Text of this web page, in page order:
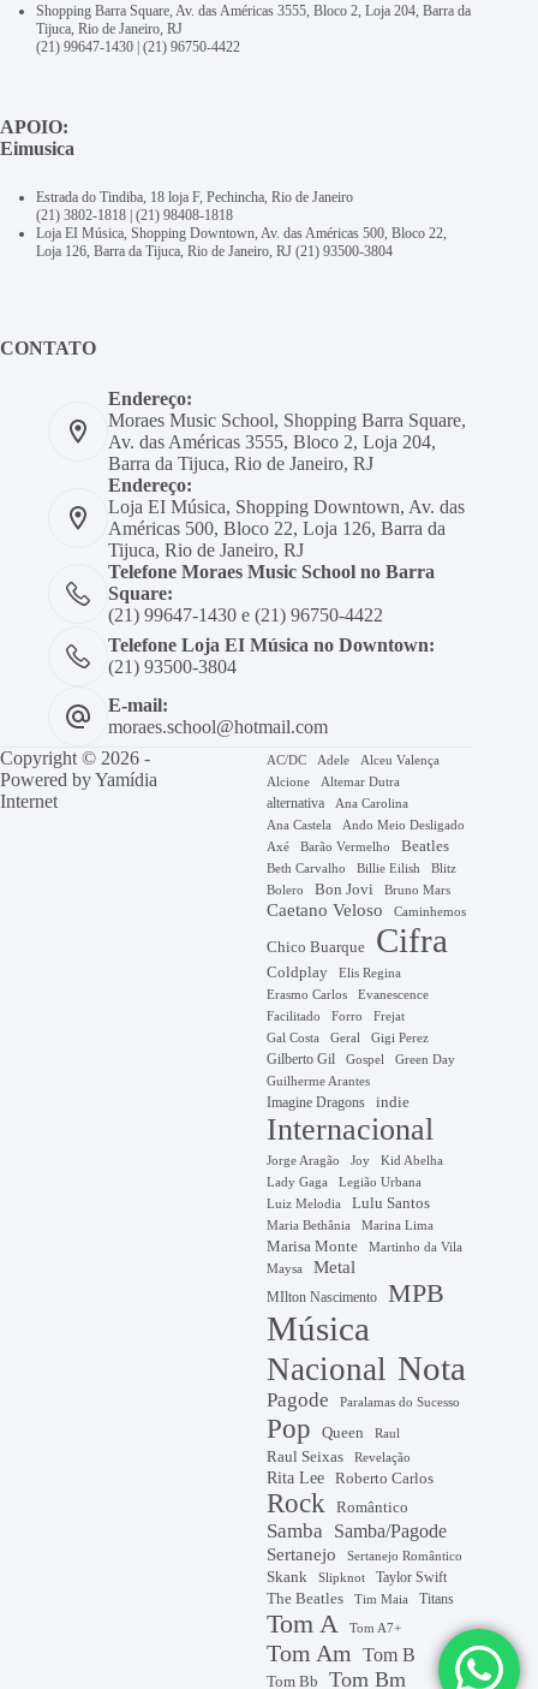
Shopping Barra Square, Av. das Américas 3555, Bloco 2, Loja 204, Barra da
Tijuca, Rio de Janeiro, RJ
(21) 99647-1430 | (21) 96750-4422
APOIO:
Eimusica
Estrada do Tindiba, 18 loja F, Pechincha, Rio de Janeiro
(21) 3802-1818 | (21) 98408-1818
Loja EI Música, Shopping Downtown, Av. das Américas 500, Bloco 22,
Loja 126, Barra da Tijuca, Rio de Janeiro, RJ (21) 93500-3804
CONTATO
Endereço:
Moraes Music School, Shopping Barra Square,
Av. das Américas 3555, Bloco 2, Loja 204,
Barra da Tijuca, Rio de Janeiro, RJ
Endereço:
Loja EI Música, Shopping Downtown, Av. das
Américas 500, Bloco 22, Loja 126, Barra da
Tijuca, Rio de Janeiro, RJ
Telefone Moraes Music School no Barra
Square:
(21) 99647-1430 e (21) 96750-4422
Telefone Loja EI Música no Downtown:
(21) 93500-3804
E-mail:
moraes.school@hotmail.com
Copyright © 2026 -
Powered byYamídia
Internet
AC/DC Adele
Alceu Valença
Alcione
Altemar Dutra
alternativa
Ana Carolina
Ana Castela
Ando Meio Desligado
Axé Barão Vermelho Beatles
Beth Carvalho Billie Eilish
Blitz
Bolero
Bon Jovi Bruno Mars
Caetano Veloso Caminhemos
Chico Buarque Cifra
Coldplay
Elis Regina
Erasmo Carlos
Evanescence
Facilitado
Forro Frejat
Gal Costa Geral Gigi Perez
Gilberto Gil Gospel Green Day
Guilherme Arantes
Imagine Dragons indie
Internacional
Jorge Aragão Joy Kid Abelha
Lady Gaga
Legião Urbana
Luiz Melodia
Lulu Santos
Maria Bethânia Marina Lima
Marisa Monte
Martinho da Vila
Maysa
Metal
MIlton Nascimento MPB
Música
Nacional Nota
Pagode Paralamas do Sucesso
Pop Queen Raul
Raul Seixas Revelação
Rita Lee Roberto Carlos
Rock Romântico
Samba
Samba/Pagode
Sertanejo
Sertanejo Romântico
Skank Slipknot Taylor Swift
The Beatles Tim Maia Titans
Tom A Tom A7+
Tom Am Tom B
Tom Bb Tom Bm